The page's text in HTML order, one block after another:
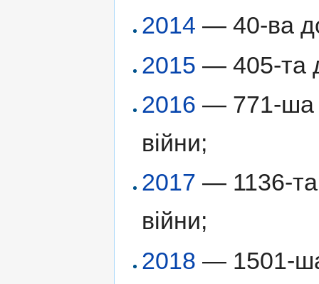
2014 — 40-ва
2015 — 405-та
2016 — 771-ша
війни;
2017 — 1136-та
війни;
2018 — 1501-ша